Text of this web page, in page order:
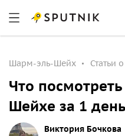
Шарм-эль-Шейх Статьи
Что
Шейхе за 1 день
Виктория Бочкова